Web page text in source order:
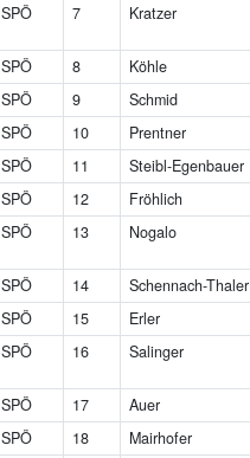
SPÖ 7 Kratzer
SPÖ 8 Köhle
SPÖ 9 Schmid
SPÖ 10 Prentner
SPÖ 11 Steibl-Egenbauer
SPÖ 12 Fröhlich
SPÖ 13 Nogalo
SPÖ 14 Schennach-Thaler
SPÖ 15 Erler
SPÖ 16 Salinger
SPÖ 17 Auer
SPÖ 18 Mairhofer